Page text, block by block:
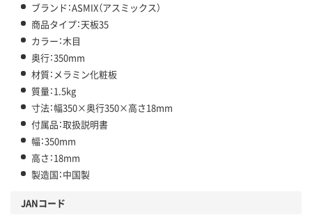
ブランド：ASMIX（アスミックス）
商品タイプ：天板35
カラー：木目
奥行：350mm
材質：メラミン化粧板
質量：1.5kg
寸法：幅350×奥行350×高さ18mm
付属品：取扱説明書
幅：350mm
高さ：18mm
製造国：中国製
JANコード